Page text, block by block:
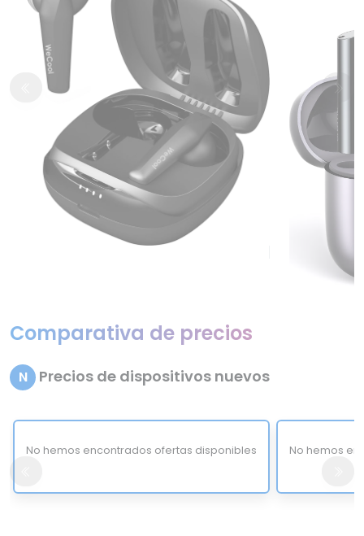
Comparativa de precios
N Precios de dispositivos nuevos
No hemos encontrados ofertas disponibles No hemos